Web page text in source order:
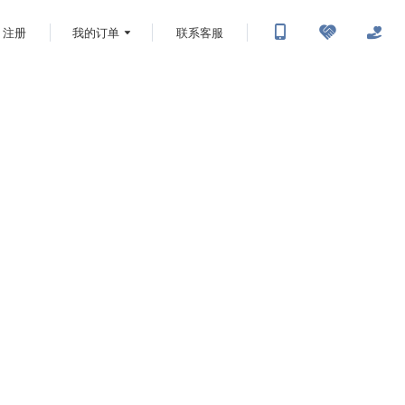
注册 我的订单 联系客服